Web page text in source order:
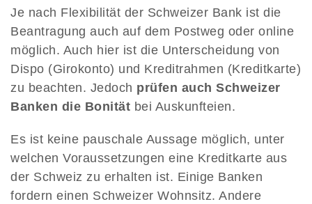
Je nach Flexibilität der Schweizer Bank ist die
Beantragung auch auf dem Postweg oder online
möglich. Auch hier ist die Unterscheidung von
Dispo (Girokonto) und Kreditrahmen (Kreditkarte)
zu beachten. Jedoch prüfen auch Schweizer
Banken die Bonität bei Auskunfteien.
Es ist keine pauschale Aussage möglich, unter
welchen Voraussetzungen eine Kreditkarte aus
der Schweiz zu erhalten ist. Einige Banken
fordern einen Schweizer Wohnsitz. Andere